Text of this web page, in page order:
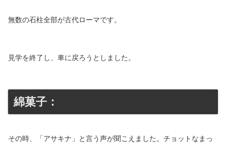
無数の石柱全部が古代ローマです。
見学を終了し、車に戻ろうとしました。
綿菓子：
その時、「アサキナ」と言う声が聞こえました。チョットなまっ